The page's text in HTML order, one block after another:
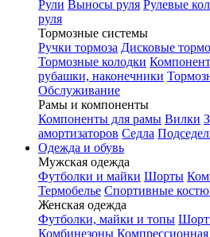
Рули Выносы руля Рулевые
руля
Тормозные системы
Ручки тормоза Дисковые
Тормозные колодки
рубашки, наконечники
Обслуживание
Рамы и компоненты
Компоненты для рамы Вилки
амортизаторов Седла
Одежда и обувь
Мужская одежда
Футболки и майки Шорты
Термобелье Спортивные
Женская одежда
Футболки, майки и топы
Комбинезоны